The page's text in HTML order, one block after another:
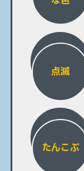
点滅
たんこぶ